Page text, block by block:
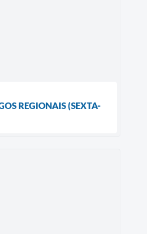
REGIONAIS (SEXTA-